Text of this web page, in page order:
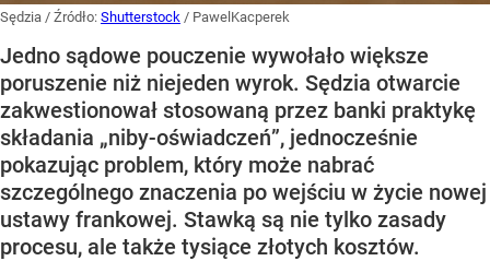
Sędzia / Źródło: Shutterstock / PawelKacperek
Jedno sądowe pouczenie wywołało większe
poruszenie niż niejeden wyrok. Sędzia otwarcie
zakwestionował stosowaną przez banki praktykę
składania „niby-oświadczeń”, jednocześnie
pokazując problem, który może nabrać
szczególnego znaczenia po wejściu w życie nowej
ustawy frankowej. Stawką są nie tylko zasady
procesu, ale także tysiące złotych kosztów.